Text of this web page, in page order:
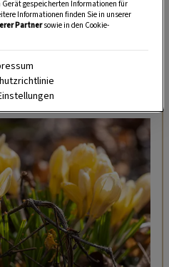
tief und fruchtbar
sie gernhaben.
bilden sie bereits
große Kolonien.
INTERESSIEREN
gespeicherten Informationen für
Informationen finden Sie in unserer
Partnersowie in den Cookie-